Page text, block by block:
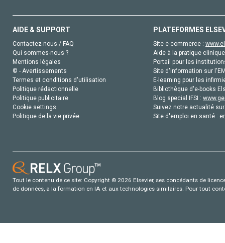
AIDE & SUPPORT
Contactez-nous / FAQ
Qui sommes-nous ?
Mentions légales
© - Avertissements
Termes et conditions d'utilisation
Politique rédactionnelle
Politique publicitaire
Cookie settings
Politique de la vie privée
PLATEFORMES
Site e-commerce :
Aide à la pratique
Portail pour les
Site d'information sur
E-learning pour les
Bibliothèque d'e-books
Blog special IFSI :
Suivez notre actualité
Site d'emploi en santé :
Tout le contenu de ce site: Copyright © 2026 Elsevier, ses concédants de
de données, a la formation en IA et aux technologies similaires. Pour tout